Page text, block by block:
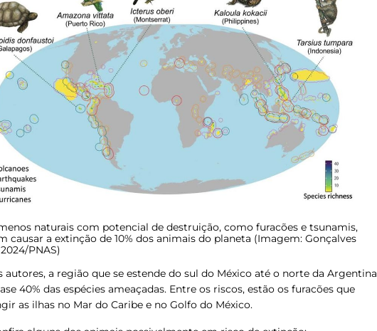
naturais com potencial de destruição, como furacões e tsunamis,
causar a extinção de 10% dos animais do planeta (Imagem: Gonçalves
PNAS)
autores, a região que se estende do sul do México até o norte da Argentina
40% das espécies ameaçadas. Entre os riscos, estão os furacões que
as ilhas no Mar do Caribe e no Golfo do México.